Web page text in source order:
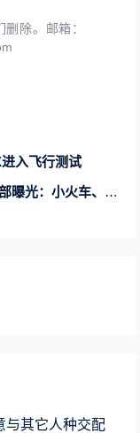
除。邮箱：
入飞行测试
高架立交桥等全部贯通
与其它人种交配